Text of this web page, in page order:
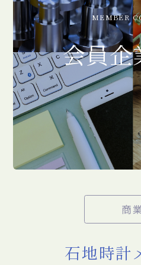
MEMBER
会員企
商
石地時計